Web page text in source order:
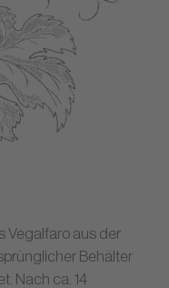
Vegalfaro aus der
Behälter
Nach ca. 14